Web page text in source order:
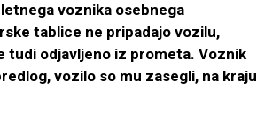
voznika osebnega
tablice ne pripadajo vozilu,
tudi odjavljeno iz prometa. Voznik
vozilo so mu zasegli, na kraju